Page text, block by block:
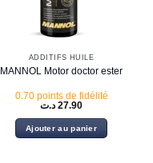
ADDITIFS HUILE
MANNOL Motor doctor ester
0.70 points de fidélité
27.90 د.ت
Ajouter au panier